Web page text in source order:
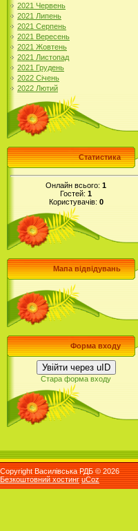
2021 Червень
2021 Липень
2021 Серпень
2021 Вересень
2021 Жовтень
2021 Листопад
2021 Грудень
2022 Січень
2022 Лютий
Статистика
Онлайн всього: 1
Гостей: 1
Користувачів: 0
Мапа відвідувань
Форма входу
Увійти через uID
Стара форма входу
Copyright Василівська РДБ © 2026
Безкоштовний хостинг uCoz